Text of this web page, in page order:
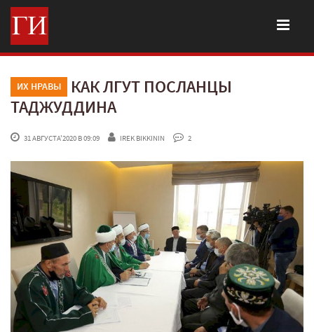
ИХ НРАВЫ
КАК ЛГУТ ПОСЛАНЦЫ
ТАДЖУДДИНА
31 АВГУСТА'2020 В 09:09 IREK BIKKININ 2